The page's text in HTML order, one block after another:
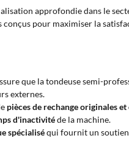
approfondie dans le
pour maximiser la
que la tondeuse semi-
externes.
pièces de rechange originales
d'inactivitéde la machine.
spécialiséqui fournit un